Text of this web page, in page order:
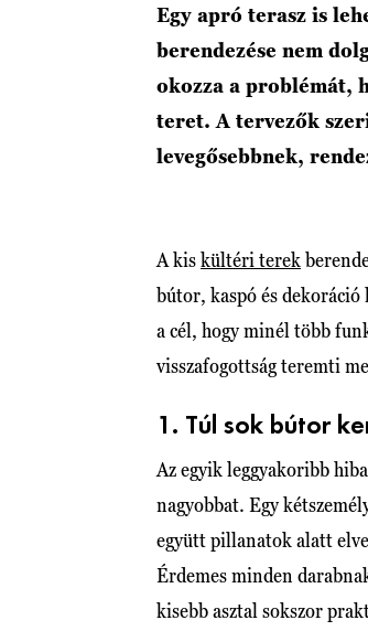
Egy apró terasz is
berendezése nem
okozza a problémát,
teret. A tervezők
levegősebbnek,
A kiskültéri terek
bútor, kaspó és
a cél, hogy minél több
visszafogottság teremti
1. Túl sok bútor
Az egyik leggyakoribb
nagyobbat. Egy
együtt pillanatok alatt
Érdemes minden
kisebb asztal sokszor